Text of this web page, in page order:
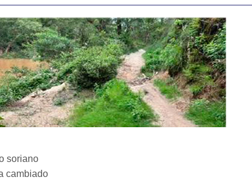
soriano
cambiado